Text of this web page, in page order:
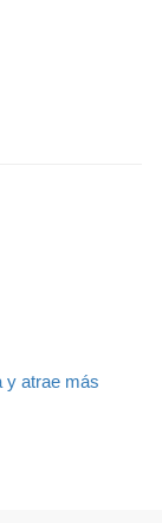
y atrae más